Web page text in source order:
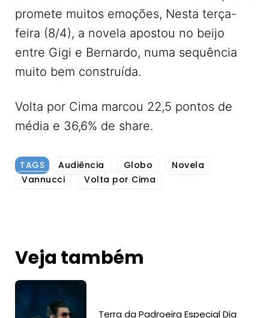
promete muitos emoções, Nesta terça-
feira (8/4), a novela apostou no beijo
entre Gigi e Bernardo, numa sequência
muito bem construída.
Volta por Cima marcou 22,5 pontos de
média e 36,6% de share.
TAGS Audiência Globo
Novela
Vannucci
Volta por Cima
Veja também
Terra da Padroeira Especial Dia